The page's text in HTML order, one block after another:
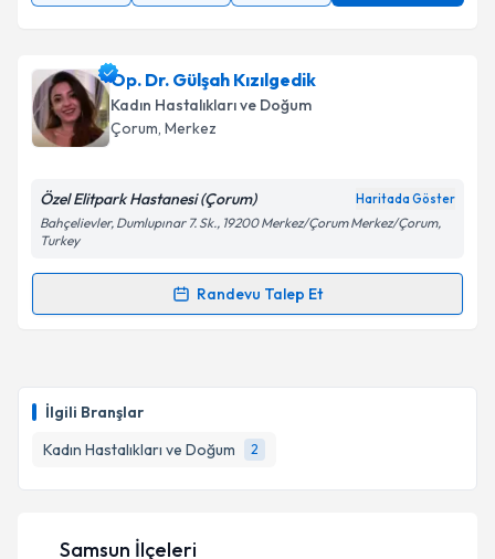
İlgili Branşlar
Kadın Hastalıkları ve Doğum
2
Op. Dr. Gülşah Kızılgedik
Kadın Hastalıkları ve Doğum
Çorum, Merkez
Özel Elitpark Hastanesi (Çorum) Haritada Göster
Bahçelievler, Dumlupınar 7. Sk., 19200 Merkez/Çorum Merkez/Çorum,
Turkey
Randevu Talep Et
Randevu Takvimi Talebi
takvim hazırlandığında e-posta ile bilgilendireceğiz.
Samsun İlçeleri